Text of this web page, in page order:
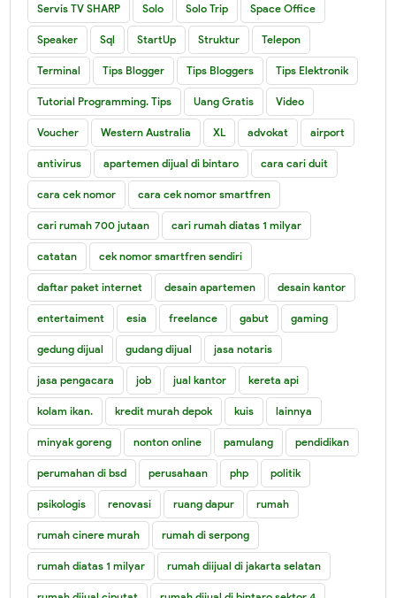
Servis TV SHARP Solo Solo Trip Space Office
Speaker Sql StartUp Struktur Telepon
Terminal Tips Blogger Tips Bloggers Tips Elektronik
Tutorial Programming. Tips Uang Gratis Video
Voucher Western Australia XL advokat airport
antivirus apartemen dijual di bintaro cara cari duit
cara cek nomor cara cek nomor smartfren
cari rumah 700 jutaan cari rumah diatas 1 milyar
catatan cek nomor smartfren sendiri
daftar paket internet desain apartemen desain kantor
entertaiment esia freelance gabut gaming
gedung dijual gudang dijual jasa notaris
jasa pengacara job jual kantor kereta api
kolam ikan. kredit murah depok kuis lainnya
minyak goreng nonton online pamulang pendidikan
perumahan di bsd perusahaan php politik
psikologis renovasi ruang dapur rumah
rumah cinere murah rumah di serpong
rumah diatas 1 milyar rumah diijual di jakarta selatan